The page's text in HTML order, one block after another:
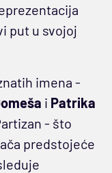
put u svojoj
imena -
i Patrika
- što
predstojeće